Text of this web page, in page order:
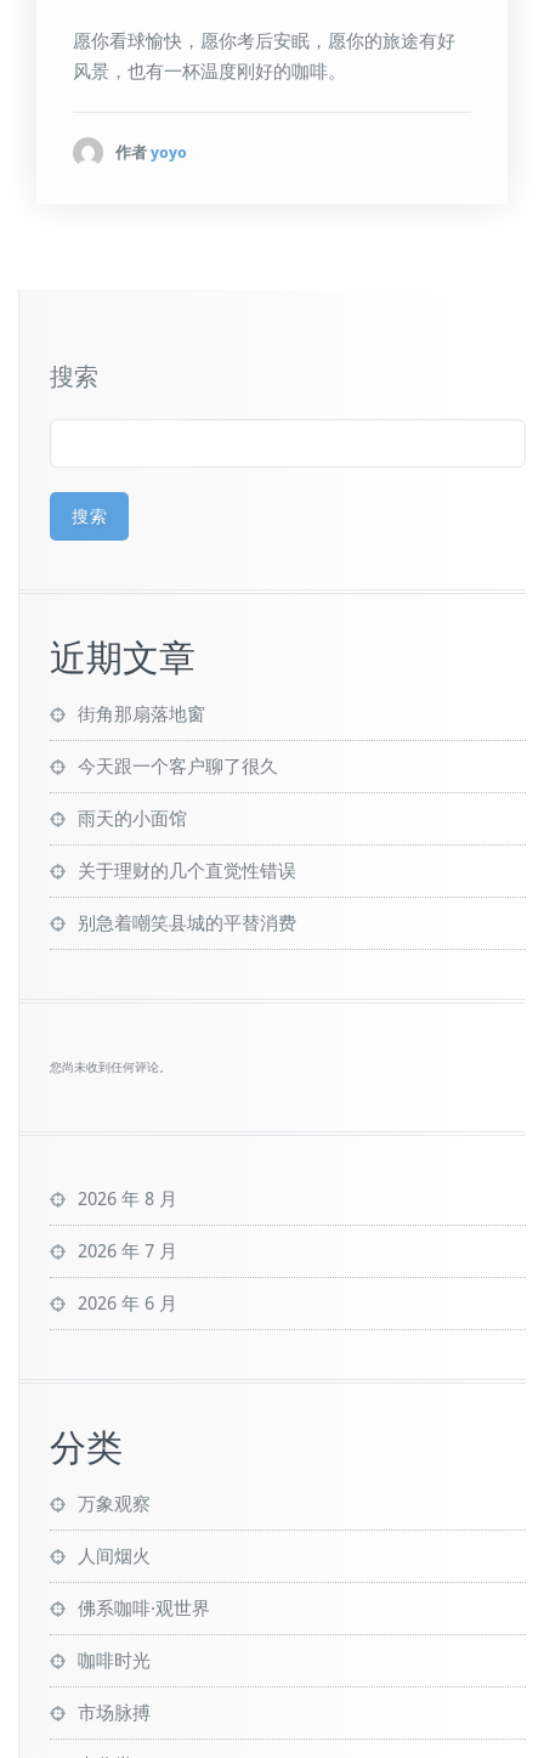
愿你看球愉快，愿你考后安眠，愿你的旅途有好
风景，也有一杯温度刚好的咖啡。
作者 yoyo
搜索
搜索
近期文章
街角那扇落地窗
今天跟一个客户聊了很久
雨天的小面馆
关于理财的几个直觉性错误
别急着嘲笑县城的平替消费
您尚未收到任何评论。
2026 年 8 月
2026 年 7 月
2026 年 6 月
分类
万象观察
人间烟火
佛系咖啡·观世界
咖啡时光
市场脉搏